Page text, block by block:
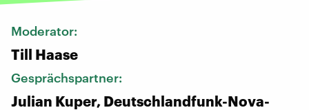
Moderator:
Till Haase
Gesprächspartner:
Julian Kuper, Deutschlandfunk-Nova-